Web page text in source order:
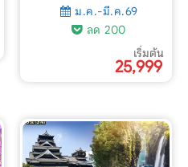
ม.ค.-มี.ค.69
ลด 200
เริ่มต้น
25,999